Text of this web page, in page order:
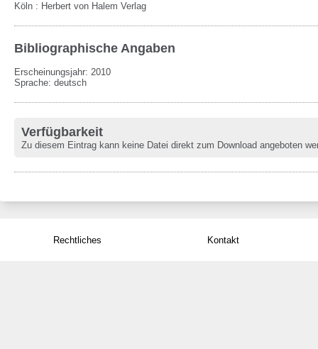
Köln : Herbert von Halem Verlag
Bibliographische Angaben
Erscheinungsjahr: 2010
Sprache: deutsch
Verfügbarkeit
Zu diesem Eintrag kann keine Datei direkt zum Download angeboten
Rechtliches Kontakt